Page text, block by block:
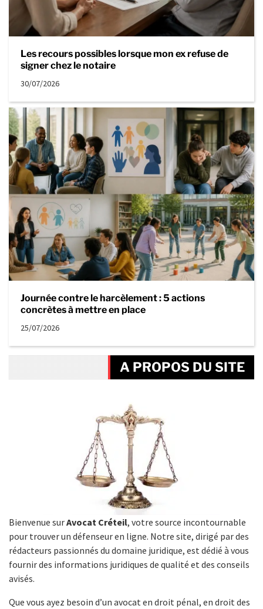
Les recours possibles lorsque mon ex refuse de
signer chez le notaire
30/07/2026
Journée contre le harcèlement : 5 actions
concrètes à mettre en place
25/07/2026
A PROPOS DU SITE
Bienvenue surAvocat Créteil, votre source incontournable
pour trouver un défenseur en ligne. Notre site, dirigé par des
rédacteurs passionnés du domaine juridique, est dédié à vous
fournir des informations juridiques de qualité et des conseils
avisés.
Que vous ayez besoin d’un avocat en droit pénal, en droit des